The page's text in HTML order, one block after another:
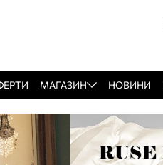
МАГАЗИН НОВИНИ